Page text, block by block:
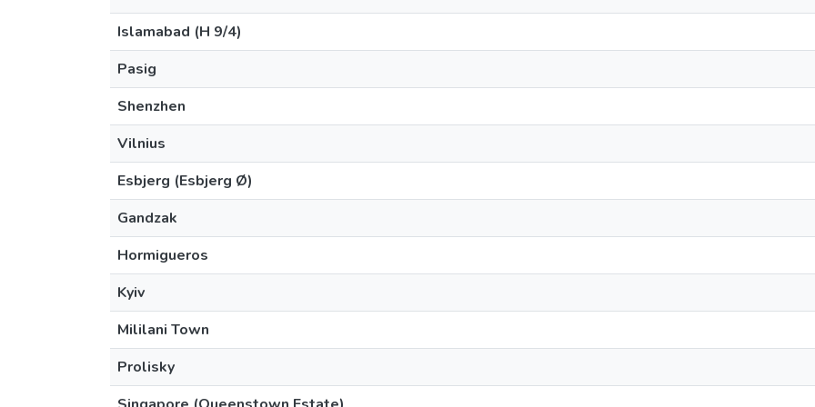
Islamabad (H 9/4)
Pasig
Shenzhen
Vilnius
Esbjerg (Esbjerg Ø)
Gandzak
Hormigueros
Kyiv
Mililani Town
Prolisky